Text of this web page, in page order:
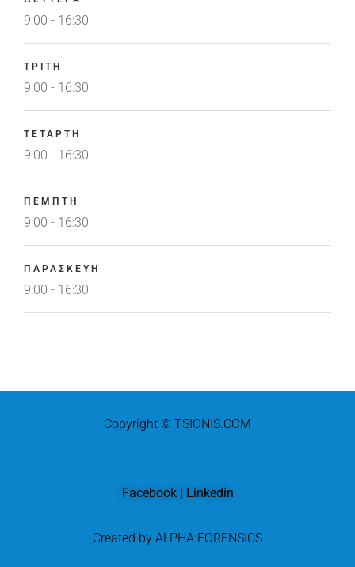
9:00 - 16:30
ΤΡΙΤΗ
9:00 - 16:30
ΤΕΤΑΡΤΗ
9:00 - 16:30
ΠΕΜΠΤΗ
9:00 - 16:30
ΠΑΡΑΣΚΕΥΗ
9:00 - 16:30
Copyright © TSIONIS.COM
Facebook| Linkedin
Created by ALPHA FORENSICS